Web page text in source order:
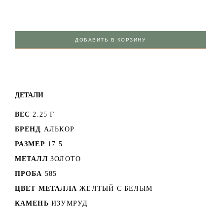
ДОБАВИТЬ В КОРЗИНУ
ДЕТАЛИ
ВЕС 2.25 Г
БРЕНД АЛЬКОР
РАЗМЕР 17.5
МЕТАЛЛ ЗОЛОТО
ПРОБА 585
ЦВЕТ МЕТАЛЛА ЖЁЛТЫЙ С БЕЛЫМ
КАМЕНЬ ИЗУМРУД